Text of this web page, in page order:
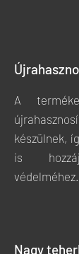
A
készülnek,
is
védelméhez.
Nagy